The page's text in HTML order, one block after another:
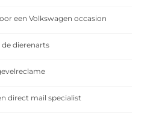
een Volkswagen occasion
dierenarts
direct mail specialist